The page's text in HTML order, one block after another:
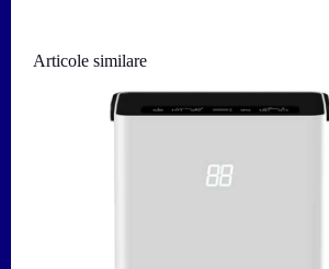
Articole similare